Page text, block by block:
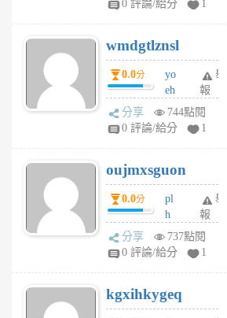
R
P
m
v
A
V
個
月
前
0 評論/給分
1
wmdgtlznsl
0.0分
yo
eh
ld
gy
個
月
前
舉
報
分享
744點閱
0 評論/給分
1
oujmxsguon
0.0分
pl
h
wi
w
6
個
舉
報
分享
737點閱
0 評論/給分
1
kgxihkygeq